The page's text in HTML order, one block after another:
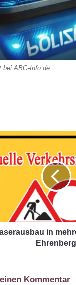
bei ABG-Info.de
in
Ehrenberg
Kommentar